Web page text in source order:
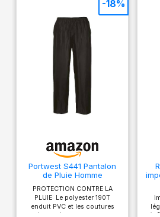
plein air.
taille est
Coquille :
1x Helly
Portwest S441 Pantalon
de Pluie Homme
Étanche
PROTECTION CONTRE LA
PLUIE: Le polyester 190T
enduit PVC et les coutures
-18%